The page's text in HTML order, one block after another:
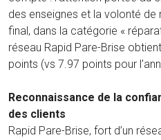
des enseignes et la volonté de
final, dans la catégorie «
réseau Rapid Pare-Brise
points (vs 7.97 points pour
Reconnaissance de la
des clients
Rapid Pare-Brise, fort d’un